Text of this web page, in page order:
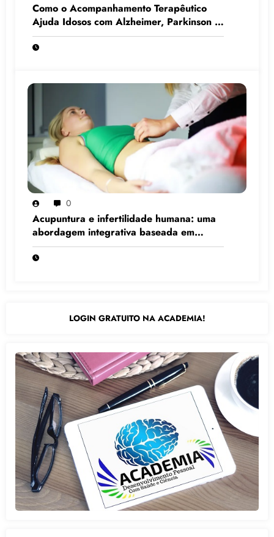
Como o Acompanhamento Terapêutico
Ajuda Idosos com Alzheimer, Parkinson e
Demência
0
Acupuntura e infertilidade humana: uma
abordagem integrativa baseada em
evidências científicas
LOGIN GRATUITO NA ACADEMIA!